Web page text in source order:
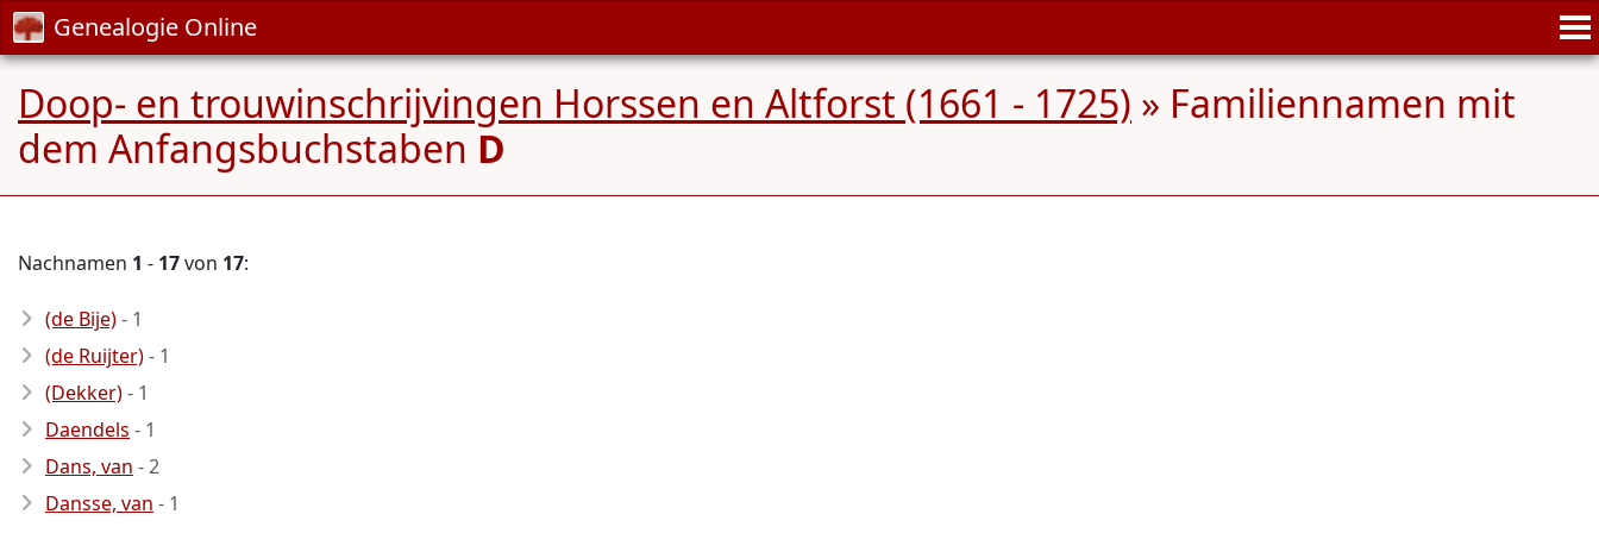
Genealogie Online
Doop- en trouwinschrijvingen Horssen en Altforst (1661 - 1725) » Familiennamen mit
dem Anfangsbuchstaben D
Nachnamen 1 - 17von 17:
(de Bije)- 1
(de Ruijter)- 1
(Dekker)- 1
Daendels - 1
Dans, van - 2
Dansse, van - 1